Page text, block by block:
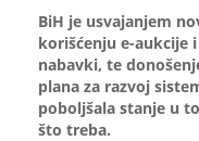
BiH je usvajanjem
korišćenju e-aukcije
nabavki, te
plana za razvoj
poboljšala stanje u
što treba.